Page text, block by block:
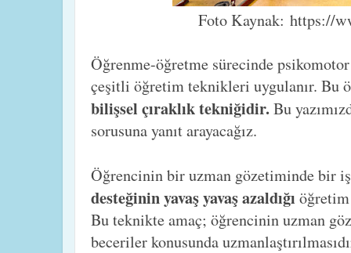
Foto Kaynak: https://
Öğrenme-öğretme sürecinde
çeşitli öğretim teknikleri uygulanır. Bu
bilişsel çıraklık tekniğidir.Bu
sorusuna yanıt arayacağız.
Öğrencinin bir uzman gözetiminde bir
desteğinin yavaş yavaş azaldığı
Bu teknikte amaç; öğrencinin uzman
beceriler konusunda